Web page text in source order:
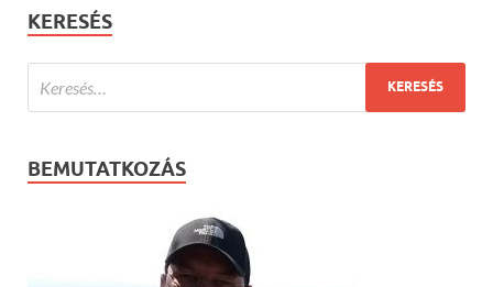
KERESÉS
BEMUTATKOZÁS